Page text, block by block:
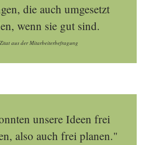
die auch umgesetzt
wenn sie gut sind.
Zitat aus der Mitarbeiterbefragung
unsere Ideen frei
also auch frei planen."